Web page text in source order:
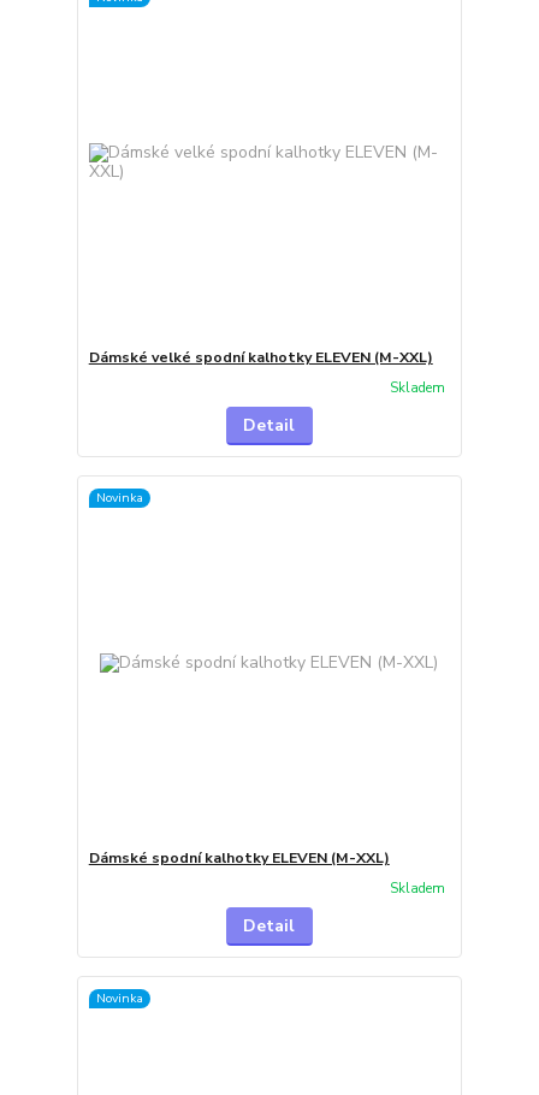
Dámské velké spodní kalhotky ELEVEN (M-XXL)
Skladem
Detail
Novinka
Dámské spodní kalhotky ELEVEN (M-XXL)
Skladem
Detail
Novinka